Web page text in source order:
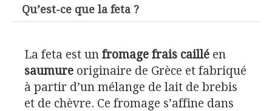
Qu’est-ce que la feta ?
La feta est un fromage frais caillé en
saumure originaire de Grèce et fabriqué
à partir d’un mélange de lait de brebis
et de chèvre. Ce fromage s’affine dans